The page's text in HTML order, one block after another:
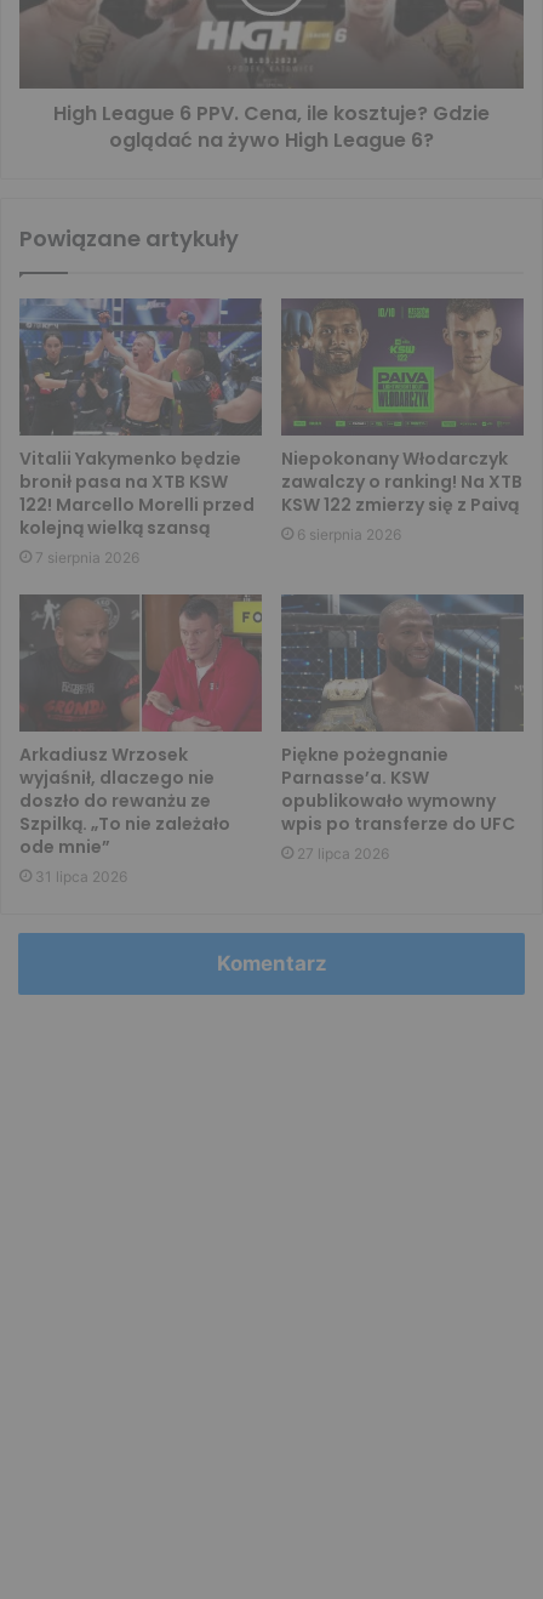
High League 6 PPV. Cena, ile kosztuje? Gdzie
oglądać na żywo High League 6?
Powiązane artykuły
Vitalii Yakymenko będzie
bronił pasa na XTB KSW
122! Marcello Morelli przed
kolejną wielką szansą
7 sierpnia 2026
Niepokonany Włodarczyk
zawalczy o ranking! Na XTB
KSW 122 zmierzy się z Paivą
6 sierpnia 2026
Arkadiusz Wrzosek
wyjaśnił, dlaczego nie
doszło do rewanżu ze
Szpilką. „To nie zależało
ode mnie”
31 lipca 2026
Piękne pożegnanie
Parnasse’a. KSW
opublikowało wymowny
wpis po transferze do UFC
27 lipca 2026
Komentarz